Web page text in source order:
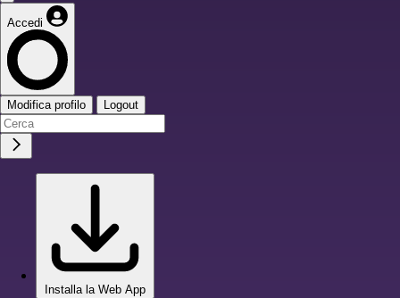
Accedi
Modifica profilo Logout
Installa la Web App